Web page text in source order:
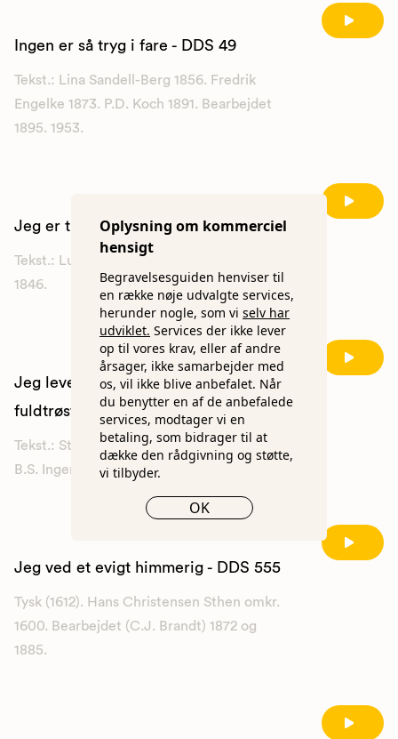
Oplysning om kommerciel
hensigt
Begravelsesguiden henviser til
en række nøje udvalgte services,
herunder nogle, som vi selv har
udviklet. Services der ikke lever
op til vores krav, eller af andre
årsager, ikke samarbejder med
os, vil ikke blive anbefalet. Når
du benytter en af de anbefalede
services, modtager vi en
betaling, som bidrager til at
dække den rådgivning og støtte,
vi tilbyder.
OK
Ingen er så tryg i fare - DDS 49
Tekst.: Lina Sandell-Berg 1856. Fredrik
Engelke 1873. P.D. Koch 1891. Bearbejdet
1895. 1953.
Jeg er træt og går til ro - DDS 770
Tekst.: Luise Hensel 1817. Kristian Arentzen
1846.
Jeg lever - og ved hvor længe
fuldtrøst - DDS 543
Tekst.: Str. 1: Martin Luther 1531. Str. 1-4:
B.S. Ingemann 1851.
Jeg ved et evigt himmerig - DDS 555
Tysk (1612). Hans Christensen Sthen omkr.
1600. Bearbejdet (C.J. Brandt) 1872 og
1885.